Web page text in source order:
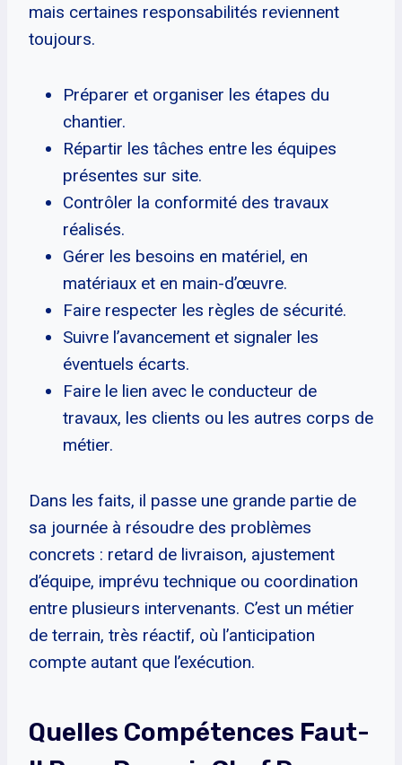
mais certaines responsabilités reviennent
toujours.
Préparer et organiser les étapes du
chantier.
Répartir les tâches entre les équipes
présentes sur site.
Contrôler la conformité des travaux
réalisés.
Gérer les besoins en matériel, en
matériaux et en main-d’œuvre.
Faire respecter les règles de sécurité.
Suivre l’avancement et signaler les
éventuels écarts.
Faire le lien avec le conducteur de
travaux, les clients ou les autres corps de
métier.
Dans les faits, il passe une grande partie de
sa journée à résoudre des problèmes
concrets : retard de livraison, ajustement
d’équipe, imprévu technique ou coordination
entre plusieurs intervenants. C’est un métier
de terrain, très réactif, où l’anticipation
compte autant que l’exécution.
Quelles Compétences Faut-